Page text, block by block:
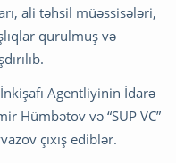
ali təhsil müəssisələri,
qurulmuş və
Agentliyinin İdarə
Hümbətov və “SUP VC”
çıxış ediblər.